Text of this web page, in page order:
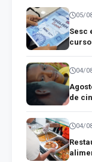
05/
Sesc
04/
de
04/